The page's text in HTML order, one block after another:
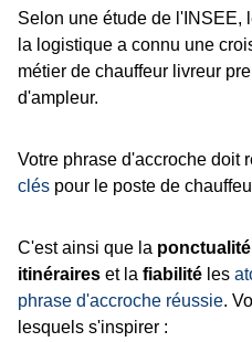
Selon une étude de l'INSEE,
la logistique a connu une
métier de chauffeur livreur
d'ampleur.
Votre phrase d'accroche doit
clés pour le poste de
C'est ainsi que la ponctualité
itinéraires et la fiabilité les
phrase d'accroche réussie.
lesquels s'inspirer :